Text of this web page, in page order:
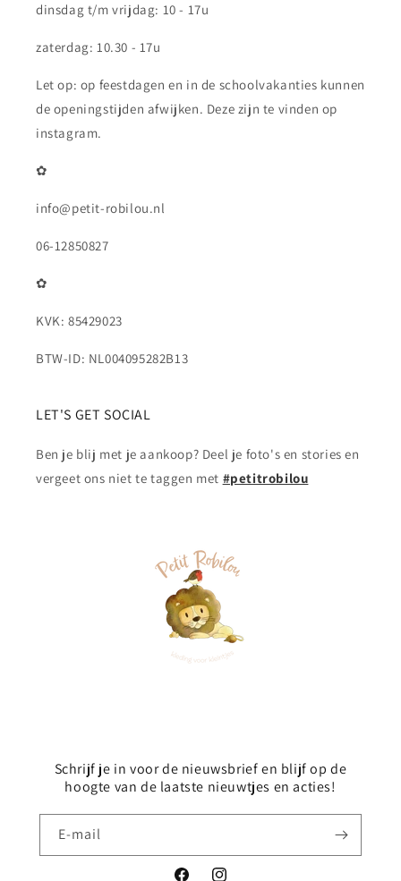
dinsdag t/m vrijdag: 10 - 17u
zaterdag: 10.30 - 17u
Let op: op feestdagen en in de schoolvakanties kunnen
de openingstijden afwijken. Deze zijn te vinden op
instagram.
✿
info@petit-robilou.nl
06-12850827
✿
KVK: 85429023
BTW-ID: NL004095282B13
LET'S GET SOCIAL
Ben je blij met je aankoop? Deel je foto's en stories en
vergeet ons niet te taggen met #petitrobilou
Schrijf je in voor de nieuwsbrief en blijf op de
hoogte van de laatste nieuwtjes en acties!
E‑mail